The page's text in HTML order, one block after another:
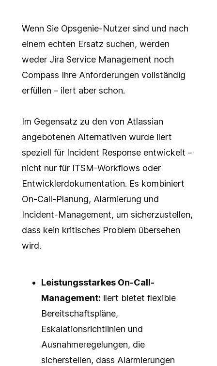
Wenn Sie Opsgenie-Nutzer sind und nach
einem echten Ersatz suchen, werden
weder Jira Service Management noch
Compass Ihre Anforderungen vollständig
erfüllen – ilert aber schon.
Im Gegensatz zu den von Atlassian
angebotenen Alternativen wurde ilert
speziell für Incident Response entwickelt –
nicht nur für ITSM-Workflows oder
Entwicklerdokumentation. Es kombiniert
On-Call-Planung, Alarmierung und
Incident-Management, um sicherzustellen,
dass kein kritisches Problem übersehen
wird.
Leistungsstarkes On-Call-
Management: ilert bietet flexible
Bereitschaftspläne,
Eskalationsrichtlinien und
Ausnahmeregelungen, die
sicherstellen, dass Alarmierungen